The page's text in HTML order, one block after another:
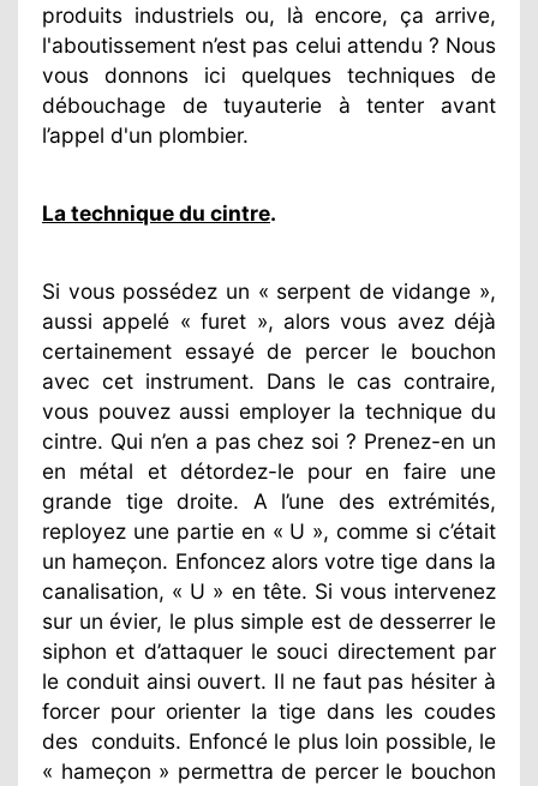
produits industriels ou, là encore, ça arrive,
l'aboutissement n’est pas celui attendu ? Nous
vous donnons ici quelques techniques de
débouchage de tuyauterie à tenter avant
l’appel d'un plombier.
La technique du cintre.
Si vous possédez un « serpent de vidange »,
aussi appelé « furet », alors vous avez déjà
certainement essayé de percer le bouchon
avec cet instrument. Dans le cas contraire,
vous pouvez aussi employer la technique du
cintre. Qui n’en a pas chez soi ? Prenez-en un
en métal et détordez-le pour en faire une
grande tige droite. A l’une des extrémités,
reployez une partie en « U », comme si c’était
un hameçon. Enfoncez alors votre tige dans la
canalisation, « U » en tête. Si vous intervenez
sur un évier, le plus simple est de desserrer le
siphon et d’attaquer le souci directement par
le conduit ainsi ouvert. Il ne faut pas hésiter à
forcer pour orienter la tige dans les coudes
des conduits. Enfoncé le plus loin possible, le
« hameçon » permettra de percer le bouchon